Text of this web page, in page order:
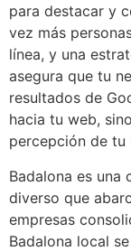
para destacar y
vez más
línea, y una
asegura que tu
resultados de
hacia tu web,
percepción de tu
Badalona es una
diverso que
empresas
Badalona local